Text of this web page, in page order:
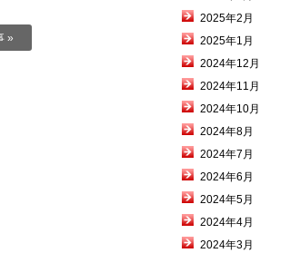
»
2025年2月
2025年1月
2024年12月
2024年11月
2024年10月
2024年8月
2024年7月
2024年6月
2024年5月
2024年4月
2024年3月